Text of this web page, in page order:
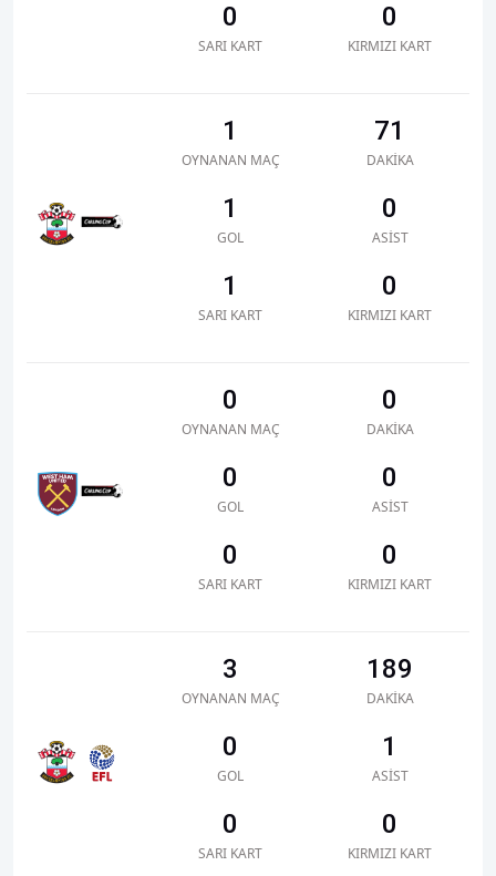
0
SARI KART
0
KIRMIZI KART
1
OYNANAN MAÇ
71
DAKIKA
1
GOL
0
ASIST
1
SARI KART
0
KIRMIZI KART
0
OYNANAN MAÇ
0
DAKIKA
0
GOL
0
ASIST
0
SARI KART
0
KIRMIZI KART
3
OYNANAN MAÇ
189
DAKIKA
0
GOL
1
ASIST
0
SARI KART
0
KIRMIZI KART